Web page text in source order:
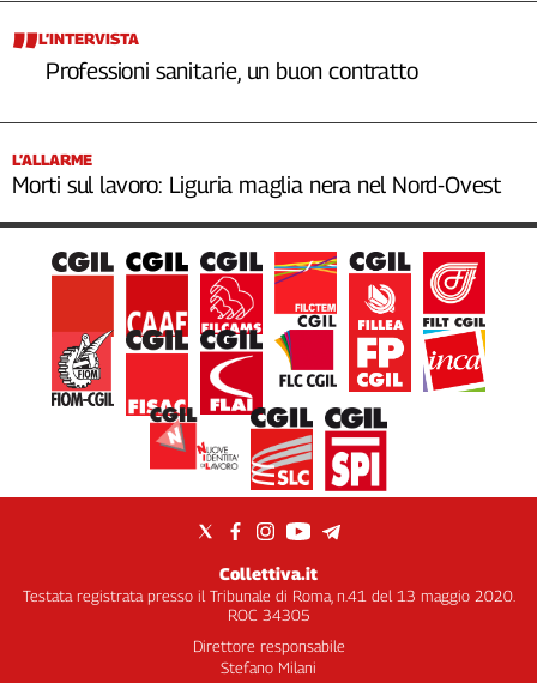
L’INTERVISTA
Professioni sanitarie, un buon contratto
L’ALLARME
Morti sul lavoro: Liguria maglia nera nel Nord-Ovest
Collettiva.it
Testata registrata presso il Tribunale di Roma, n.41 del 13 maggio 2020.
ROC 34305
Direttore responsabile
Stefano Milani